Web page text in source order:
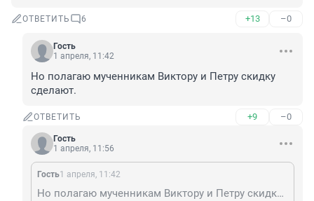
ОТВЕТИТЬ 6 +13 –0
Гость
1 апреля, 11:42
Но полагаю мученникам Виктору и Петру скидку
сделают.
ОТВЕТИТЬ +9 –0
Гость
1 апреля, 11:56
Гость1 апреля, 11:42
Но полагаю мученникам Виктору и Петру скидку сделают.